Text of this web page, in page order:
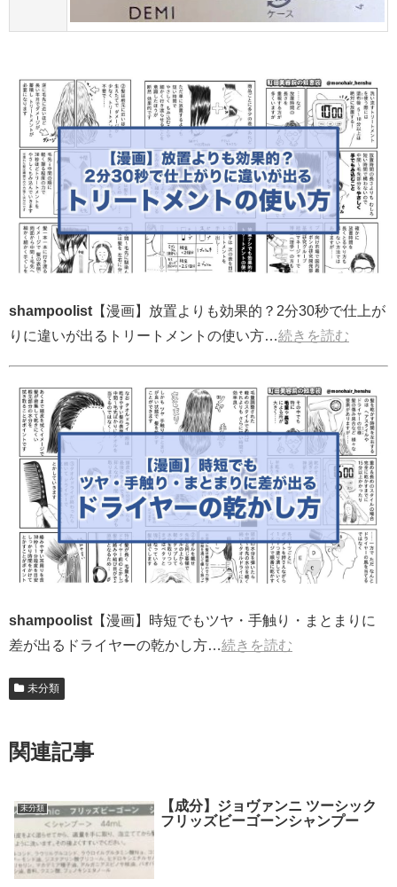
shampoolist 【漫画】放置よりも効果的？2分30秒で仕上が
りに違いが出るトリートメントの使い方…続きを読む
shampoolist 【漫画】時短でもツヤ・手触り・まとまりに
差が出るドライヤーの乾かし方…続きを読む
未分類
関連記事
未分類
【成分】ジョヴァンニ ツーシック
フリッズビーゴーンシャンプー